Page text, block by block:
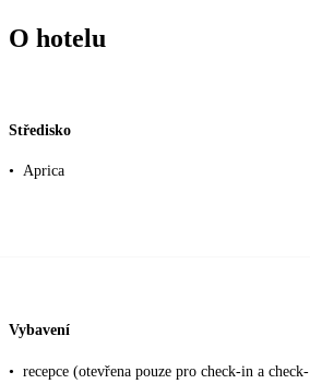
O hotelu
Středisko
• Aprica
Vybavení
• recepce (otevřena pouze pro check-in a check-